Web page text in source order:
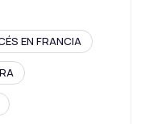
EN FRANCIA